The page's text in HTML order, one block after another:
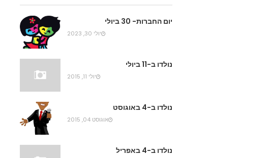
יום החברות- 30 ביולי
יולי 30, 2023
נולדו ב-11 ביולי
יולי 11, 2015
נולדו ב-4 באוגוסט
אוגוסט 04, 2015
נולדו ב-4 באפריל